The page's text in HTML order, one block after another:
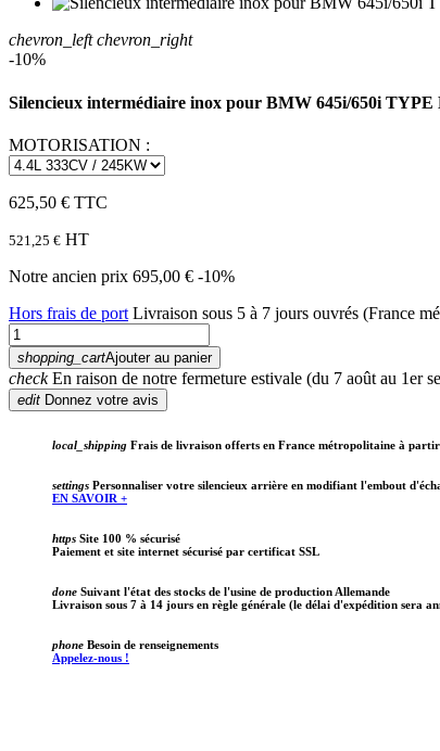
chevron_left chevron_right
-10%
Silencieux intermédiaire inox pour BMW 645i/650i TYPE
MOTORISATION :
625,50 € TTC
521,25 € HT
Notre ancien prix 695,00 € -10%
Hors frais de port Livraison sous 5 à 7 jours ouvrés (France
shopping_cartAjouter au panier
checkEn raison de notre fermeture estivale (du 7 août au 1er
edit Donnez votre avis
local_shipping Frais de livraison offerts en France métropolitaine à
settings Personnaliser votre silencieux arrière en modifiant l'embout
EN SAVOIR +
https Site 100 % sécurisé
Paiement et site internet sécurisé par certificat SSL
done Suivant l'état des stocks de l'usine de production Allemande
Livraison sous 7 à 14 jours en règle générale (le délai d'expédition sera
phone Besoin de renseignements
Appelez-nous !